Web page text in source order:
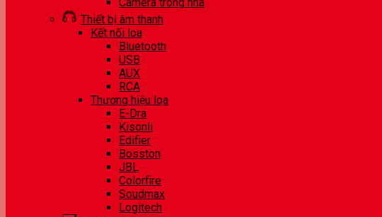
Thiết bị âm thanh
Kết nối loa
Bluetooth
USB
AUX
RCA
Thương hiệu loa
E-Dra
Kisonli
Edifier
Bosston
JBL
Colorfire
Soudmax
Logitech